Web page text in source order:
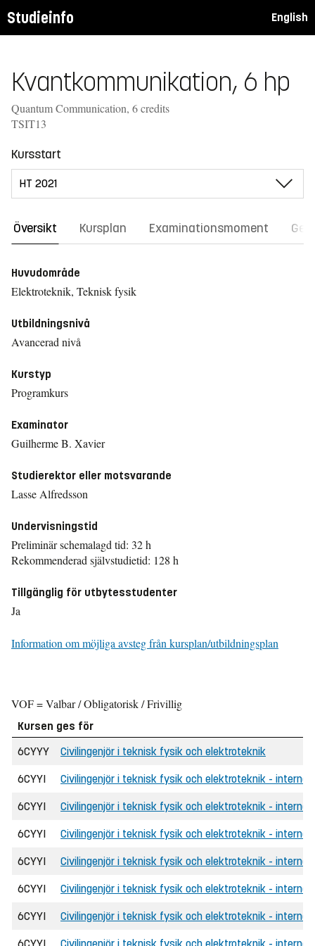
Studieinfo English
Kvantkommunikation, 6 hp
Quantum Communication, 6 credits
TSIT13
Kursstart
Översikt Kursplan Examinationsmoment
Huvudområde
Elektroteknik, Teknisk fysik
Utbildningsnivå
Avancerad nivå
Kurstyp
Programkurs
Examinator
Guilherme B. Xavier
Studierektor eller motsvarande
Lasse Alfredsson
Undervisningstid
Preliminär schemalagd tid: 32 h
Rekommenderad självstudietid: 128 h
Tillgänglig för utbytesstudenter
Ja
Information om möjliga avsteg från kursplan/utbildningsplan
VOF = Valbar / Obligatorisk / Frivillig
Kursen ges för
6CYYY
Civilingenjör i teknisk fysik och elektroteknik
6CYYI Civilingenjör i teknisk fysik och elektroteknik -
6CYYI Civilingenjör i teknisk fysik och elektroteknik -
6CYYI Civilingenjör i teknisk fysik och elektroteknik -
6CYYI Civilingenjör i teknisk fysik och elektroteknik -
6CYYI Civilingenjör i teknisk fysik och elektroteknik -
6CYYI Civilingenjör i teknisk fysik och elektroteknik -